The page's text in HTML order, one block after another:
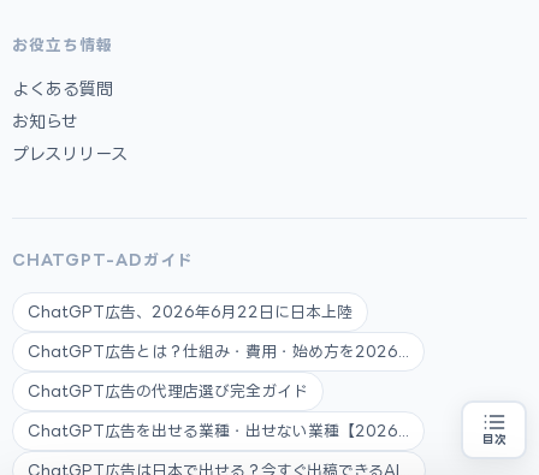
目次
補助金の申請代行をお探しの方
専門家に無料相談する
地域・業種から選べる
お近くの専門家を探す
お役立ち情報
よくある質問
お知らせ
プレスリリース
CHATGPT-ADガイド
ChatGPT広告、2026年6月22日に日本上陸
ChatGPT広告とは？仕組み・費用・始め方を2026...
ChatGPT広告の代理店選び完全ガイド
ChatGPT広告を出せる業種・出せない業種【2026...
ChatGPT広告は日本で出せる？今すぐ出稿できるAI...